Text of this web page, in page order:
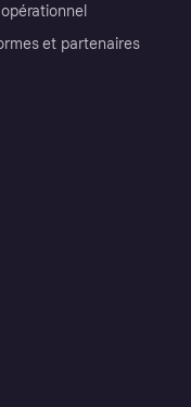
et partenaires